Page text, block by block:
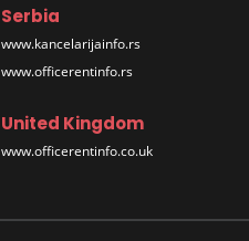
Serbia
www.kancelarijainfo.rs
www.officerentinfo.rs
United Kingdom
www.officerentinfo.co.uk